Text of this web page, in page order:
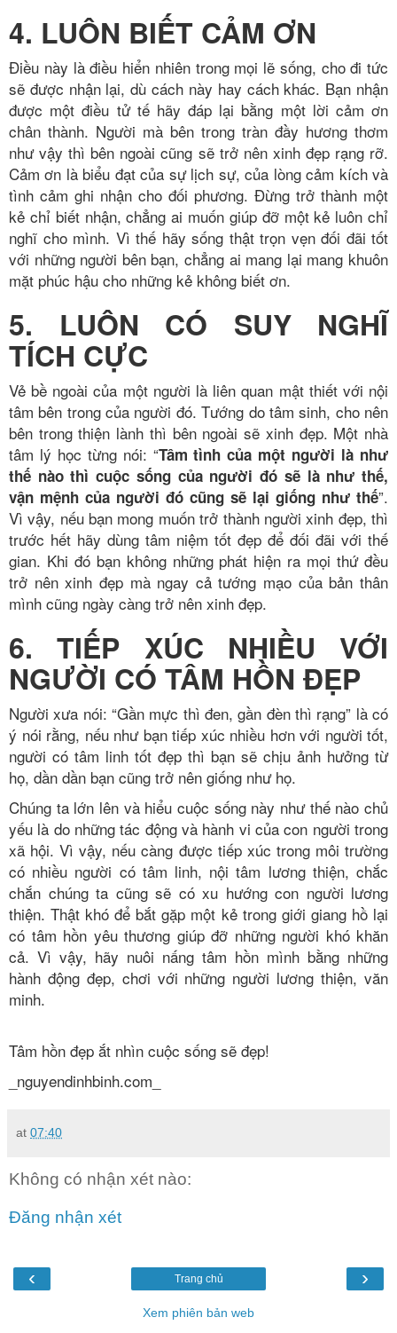
4. LUÔN BIẾT CẢM ƠN
Điều này là điều hiển nhiên trong mọi lẽ sống, cho đi tức
sẽ được nhận lại, dù cách này hay cách khác. Bạn nhận
được một điều tử tế hãy đáp lại bằng một lời cảm ơn
chân thành. Người mà bên trong tràn đầy hương thơm
như vậy thì bên ngoài cũng sẽ trở nên xinh đẹp rạng rỡ.
Cảm ơn là biểu đạt của sự lịch sự, của lòng cảm kích và
tình cảm ghi nhận cho đối phương. Đừng trở thành một
kẻ chỉ biết nhận, chẳng ai muốn giúp đỡ một kẻ luôn chỉ
nghĩ cho mình. Vì thế hãy sống thật trọn vẹn đối đãi tốt
với những người bên bạn, chẳng ai mang lại mang khuôn
mặt phúc hậu cho những kẻ không biết ơn.
5. LUÔN CÓ SUY NGHĨ
TÍCH CỰC
Vẻ bề ngoài của một người là liên quan mật thiết với nội
tâm bên trong của người đó. Tướng do tâm sinh, cho nên
bên trong thiện lành thì bên ngoài sẽ xinh đẹp. Một nhà
tâm lý học từng nói: “Tâm tình của một người là như
thế nào thì cuộc sống của người đó sẽ là như thế,
vận mệnh của người đó cũng sẽ lại giống như thế”.
Vì vậy, nếu bạn mong muốn trở thành người xinh đẹp, thì
trước hết hãy dùng tâm niệm tốt đẹp để đối đãi với thế
gian. Khi đó bạn không những phát hiện ra mọi thứ đều
trở nên xinh đẹp mà ngay cả tướng mạo của bản thân
mình cũng ngày càng trở nên xinh đẹp.
6. TIẾP XÚC NHIỀU VỚI
NGƯỜI CÓ TÂM HỒN ĐẸP
Người xưa nói: “Gần mực thì đen, gần đèn thì rạng” là có
ý nói rằng, nếu như bạn tiếp xúc nhiều hơn với người tốt,
người có tâm linh tốt đẹp thì bạn sẽ chịu ảnh hưởng từ
họ, dần dần bạn cũng trở nên giống như họ.
Chúng ta lớn lên và hiểu cuộc sống này như thế nào chủ
yếu là do những tác động và hành vi của con người trong
xã hội. Vì vậy, nếu càng được tiếp xúc trong môi trường
có nhiều người có tâm linh, nội tâm lương thiện, chắc
chắn chúng ta cũng sẽ có xu hướng con người lương
thiện. Thật khó để bắt gặp một kẻ trong giới giang hồ lại
có tâm hồn yêu thương giúp đỡ những người khó khăn
cả. Vì vậy, hãy nuôi nấng tâm hồn mình bằng những
hành động đẹp, chơi với những người lương thiện, văn
minh.
Tâm hồn đẹp ắt nhìn cuộc sống sẽ đẹp!
_nguyendinhbinh.com_
at 07:40
Không có nhận xét nào:
Đăng nhận xét
‹ ›
Trang chủ
Xem phiên bản web